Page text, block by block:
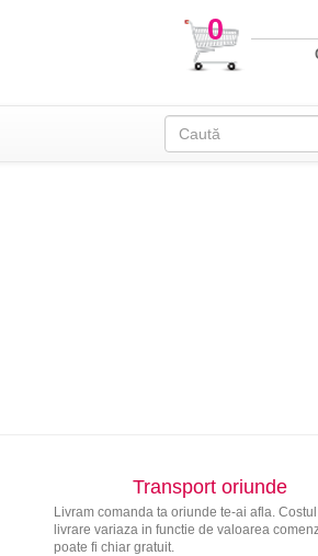
0
Transport oriunde
Livram comanda ta oriunde te-ai afla.
livrare variaza in functie de valoarea
poate fi chiar gratuit.